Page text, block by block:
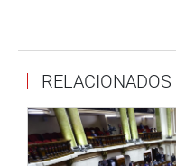
RELACIONADOS